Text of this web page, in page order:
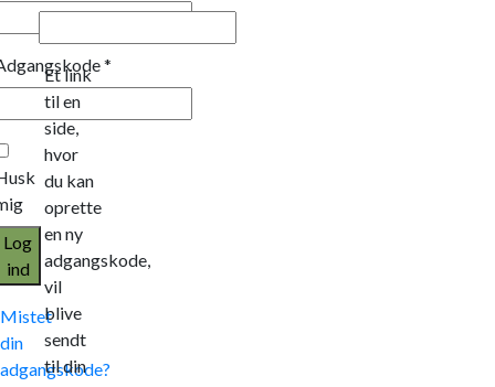
*
Log
ind
Mistet
din
adgangskode?
Et link
til en
side,
hvor
du kan
oprette
en ny
adgangskode,
vil
blive
sendt
til din